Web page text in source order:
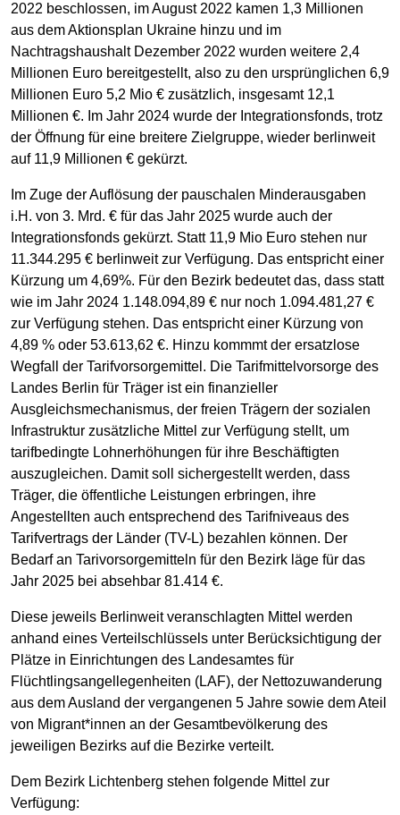
2022 beschlossen, im August 2022 kamen 1,3 Millionen
aus dem Aktionsplan Ukraine hinzu und im
Nachtragshaushalt Dezember 2022 wurden weitere 2,4
Millionen Euro bereitgestellt, also zu den ursprünglichen 6,9
Millionen Euro 5,2 Mio € zusätzlich, insgesamt 12,1
Millionen €. Im Jahr 2024 wurde der Integrationsfonds, trotz
der Öffnung für eine breitere Zielgruppe, wieder berlinweit
auf 11,9 Millionen € gekürzt.
Im Zuge der Auflösung der pauschalen Minderausgaben
i.H. von 3. Mrd. € für das Jahr 2025 wurde auch der
Integrationsfonds gekürzt. Statt 11,9 Mio Euro stehen nur
11.344.295 € berlinweit zur Verfügung. Das entspricht einer
Kürzung um 4,69%. Für den Bezirk bedeutet das, dass statt
wie im Jahr 2024 1.148.094,89 € nur noch 1.094.481,27 €
zur Verfügung stehen. Das entspricht einer Kürzung von
4,89 % oder 53.613,62 €. Hinzu kommmt der ersatzlose
Wegfall der Tarifvorsorgemittel. Die Tarifmittelvorsorge des
Landes Berlin für Träger ist ein finanzieller
Ausgleichsmechanismus, der freien Trägern der sozialen
Infrastruktur zusätzliche Mittel zur Verfügung stellt, um
tarifbedingte Lohnerhöhungen für ihre Beschäftigten
auszugleichen. Damit soll sichergestellt werden, dass
Träger, die öffentliche Leistungen erbringen, ihre
Angestellten auch entsprechend des Tarifniveaus des
Tarifvertrags der Länder (TV-L) bezahlen können. Der
Bedarf an Tarivorsorgemitteln für den Bezirk läge für das
Jahr 2025 bei absehbar 81.414 €.
Diese jeweils Berlinweit veranschlagten Mittel werden
anhand eines Verteilschlüssels unter Berücksichtigung der
Plätze in Einrichtungen des Landesamtes für
Flüchtlingsangellegenheiten (LAF), der Nettozuwanderung
aus dem Ausland der vergangenen 5 Jahre sowie dem Ateil
von Migrant*innen an der Gesamtbevölkerung des
jeweiligen Bezirks auf die Bezirke verteilt.
Dem Bezirk Lichtenberg stehen folgende Mittel zur
Verfügung: